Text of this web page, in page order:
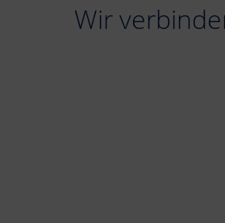
Wir